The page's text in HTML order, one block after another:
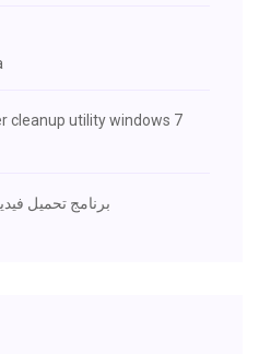
cleanup utility windows 7
برنامج تحميل